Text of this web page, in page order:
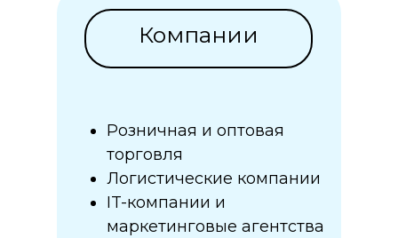
Компании
Розничная и оптовая
торговля
Логистические компании
IT-компании и
маркетинговые агентства